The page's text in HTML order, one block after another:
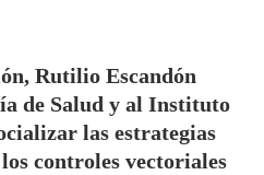
Rutilio Escandón
de Salud y al Instituto
las estrategias
controles vectoriales